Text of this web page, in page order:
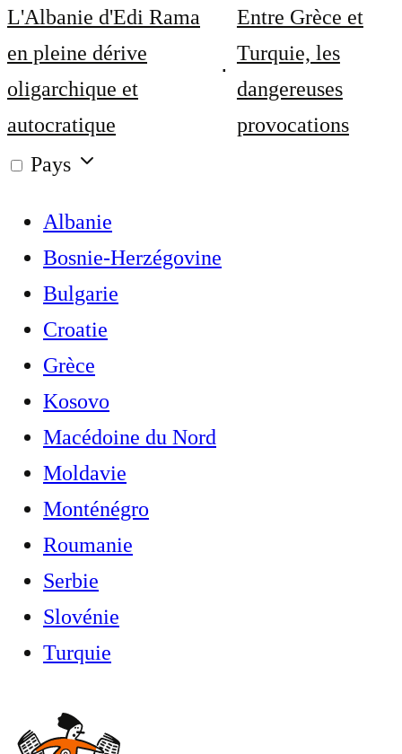
L'Albanie d'Edi Rama
en pleine dérive
oligarchique et
autocratique
Entre Grèce et
Turquie, les
dangereuses
provocations
Pays
Albanie
Bosnie-Herzégovine
Bulgarie
Croatie
Grèce
Kosovo
Macédoine du Nord
Moldavie
Monténégro
Roumanie
Serbie
Slovénie
Turquie